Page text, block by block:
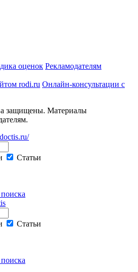
оценок Рекламодателям
rodi.ru Онлайн-консультации с
защищены. Материалы
Статьи
Статьи